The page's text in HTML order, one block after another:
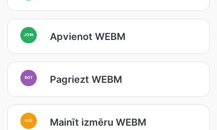
JOIN Apvienot WEBM
ROT Pagriezt WEBM
SIZE Mainīt izmēru WEBM